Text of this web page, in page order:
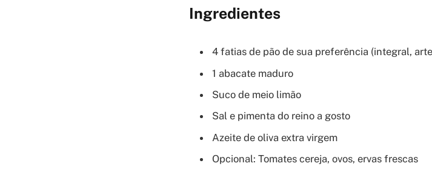
Ingredientes
4 fatias de pão de sua preferência (integral,
1 abacate maduro
Suco de meio limão
Sal e pimenta do reino a gosto
Azeite de oliva extra virgem
Opcional: Tomates cereja, ovos, ervas frescas